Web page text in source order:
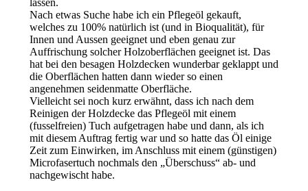
Nach etwas Suche habe ich ein Pflegeöl gekauft,
welches zu 100% natürlich ist (und in Bioqualität), für
Innen und Aussen geeignet und eben genau zur
Auffrischung solcher Holzoberflächen geeignet ist. Das
hat bei den besagen Holzdecken wunderbar geklappt und
die Oberflächen hatten dann wieder so einen
angenehmen seidenmatte Oberfläche.
Vielleicht sei noch kurz erwähnt, dass ich nach dem
Reinigen der Holzdecke das Pflegeöl mit einem
(fusselfreien) Tuch aufgetragen habe und dann, als ich
mit diesem Auftrag fertig war und so hatte das Öl einige
Zeit zum Einwirken, im Anschluss mit einem (günstigen)
Microfasertuch nochmals den „Überschuss“ ab- und
nachgewischt habe.